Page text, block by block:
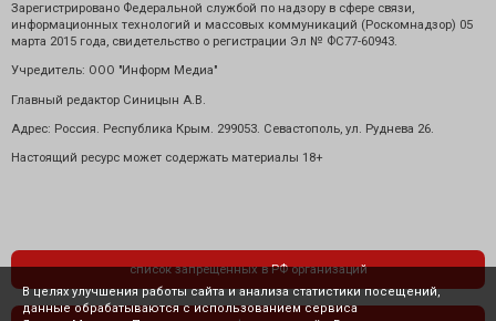
Зарегистрировано Федеральной службой по надзору в сфере связи,
информационных технологий и массовых коммуникаций (Роскомнадзор) 05
марта 2015 года, свидетельство о регистрации Эл № ФС77-60943.
Учредитель: ООО "Информ Медиа"
Главный редактор Синицын А.В.
Адрес: Россия. Республика Крым. 299053. Севастополь, ул. Руднева 26.
Настоящий ресурс может содержать материалы 18+
список запрещенных в РФ организаций
В целях улучшения работы сайта и анализа статистики посещений,
данные обрабатываются с использованием сервиса